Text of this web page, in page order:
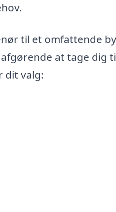
til et omfattende
at tage dig
dit valg: